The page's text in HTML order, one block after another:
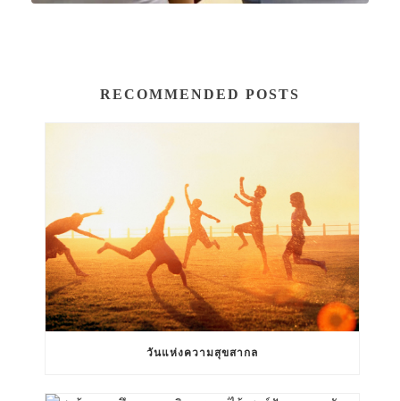
RECOMMENDED POSTS
วันแห่งความสุขสากล